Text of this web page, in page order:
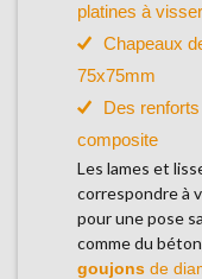
platines à visser
Chapeaux
75x75mm
Des
composite
Les lames et
correspondre à
pour une pose
comme du
goujons de